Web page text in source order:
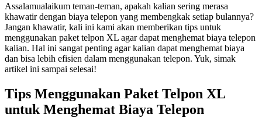
Assalamualaikum teman-teman, apakah kalian sering merasa
khawatir dengan biaya telepon yang membengkak setiap bulannya?
Jangan khawatir, kali ini kami akan memberikan tips untuk
menggunakan paket telpon XL agar dapat menghemat biaya telepon
kalian. Hal ini sangat penting agar kalian dapat menghemat biaya
dan bisa lebih efisien dalam menggunakan telepon. Yuk, simak
artikel ini sampai selesai!
Tips Menggunakan Paket Telpon XL
untuk Menghemat Biaya Telepon